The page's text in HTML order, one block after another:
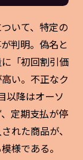
いて、特定の
判明。偽名と
「初回割引価
い。不正なク
以降はオーソ
定期支払が停
れた商品が、
様である。